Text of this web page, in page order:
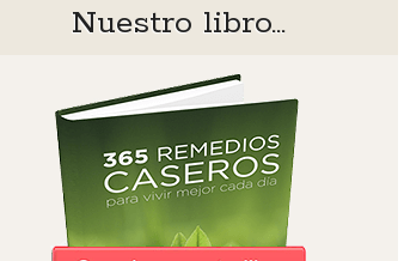
Nuestro libro…